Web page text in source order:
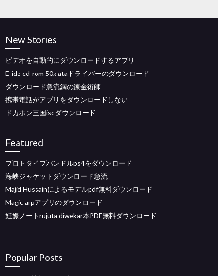
New Stories
ビデオを自動的にダウンロードするアプリ
E-ide cd-rom 50x ataドライバーのダウンロード
ダウンロード急流鋼の錬金術師
携帯電話がアプリをダウンロードしない
ドカポン王国isoダウンロード
Featured
プロトタイプバンドルps4をダウンロード
海峡ジャケットダウンロード急流
Majid Hussainによるモデルpdf無料ダウンロード
Magic arpアプリのダウンロード
妊娠ノートrujuta diwekar本PDF無料ダウンロード
Popular Posts